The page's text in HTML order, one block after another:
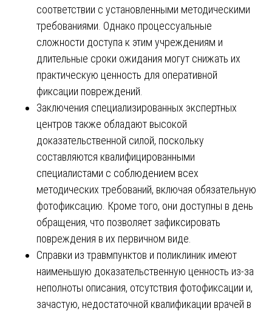
соответствии с установленными методическими
требованиями. Однако процессуальные
сложности доступа к этим учреждениям и
длительные сроки ожидания могут снижать их
практическую ценность для оперативной
фиксации повреждений.
Заключения специализированных экспертных
центров также обладают высокой
доказательственной силой, поскольку
составляются квалифицированными
специалистами с соблюдением всех
методических требований, включая обязательную
фотофиксацию. Кроме того, они доступны в день
обращения, что позволяет зафиксировать
повреждения в их первичном виде.
Справки из травмпунктов и поликлиник имеют
наименьшую доказательственную ценность из-за
неполноты описания, отсутствия фотофиксации и,
зачастую, недостаточной квалификации врачей в